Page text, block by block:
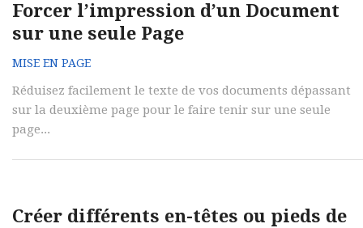
Forcer l’impression d’un Document
sur une seule Page
MISE EN PAGE
Réduisez facilement le texte de vos documents dépassant
sur la deuxième page pour le faire tenir sur une seule
page...
Créer différents en-têtes ou pieds de